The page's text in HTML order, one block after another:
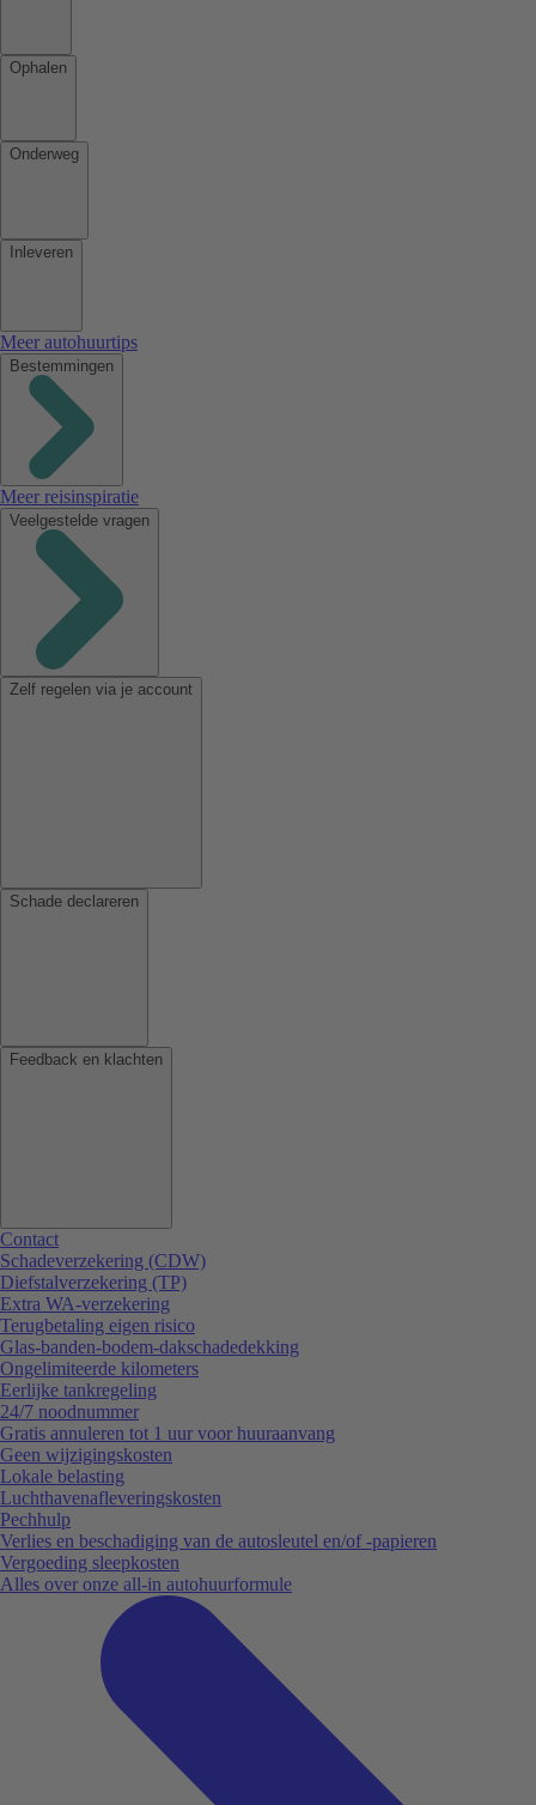
Ophalen
Onderweg
Inleveren
Meer autohuurtips
Bestemmingen
Meer reisinspiratie
Veelgestelde vragen
Zelf regelen via je account
Schade declareren
Feedback en klachten
Contact
Schadeverzekering (CDW)
Diefstalverzekering (TP)
Extra WA-verzekering
Terugbetaling eigen risico
Glas-banden-bodem-dakschadedekking
Ongelimiteerde kilometers
Eerlijke tankregeling
24/7 noodnummer
Gratis annuleren tot 1 uur voor huuraanvang
Geen wijzigingskosten
Lokale belasting
Luchthavenafleveringskosten
Pechhulp
Verlies en beschadiging van de autosleutel en/of -papieren
Vergoeding sleepkosten
Alles over onze all-in autohuurformule